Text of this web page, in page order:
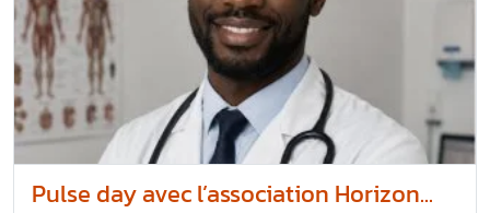
Pulse day avec l’association Horizon...